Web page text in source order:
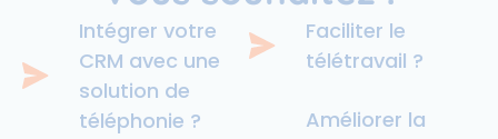
Intégrer votre
CRM avec une
solution de
téléphonie ?
Faciliter le
télétravail ?
Améliorer la